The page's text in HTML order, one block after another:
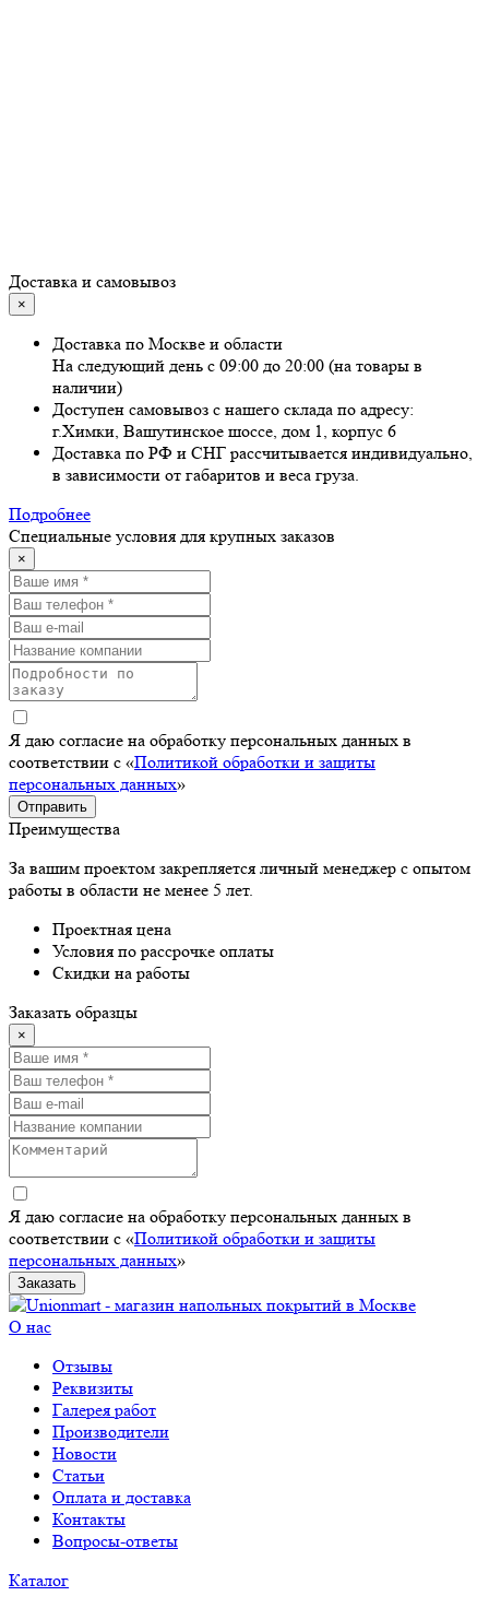
Доставка и самовывоз
×
Доставка по Москве и области
На следующий день с 09:00 до 20:00 (на товары в
наличии)
Доступен самовывоз с нашего склада по адресу:
г.Химки, Вашутинское шоссе, дом 1, корпус 6
Доставка по РФ и СНГ рассчитывается индивидуально,
в зависимости от габаритов и веса груза.
Подробнее
Специальные условия для крупных заказов
×
Я даю согласие на обработку персональных данных в
соответствии с «Политикой обработки и защиты
персональных данных»
Отправить
Преимущества
За вашим проектом закрепляется личный менеджер с опытом
работы в области не менее 5 лет.
Проектная цена
Условия по рассрочке оплаты
Скидки на работы
Заказать образцы
×
Я даю согласие на обработку персональных данных в
соответствии с «Политикой обработки и защиты
персональных данных»
Заказать
О нас
Отзывы
Реквизиты
Галерея работ
Производители
Новости
Статьи
Оплата и доставка
Контакты
Вопросы-ответы
Каталог